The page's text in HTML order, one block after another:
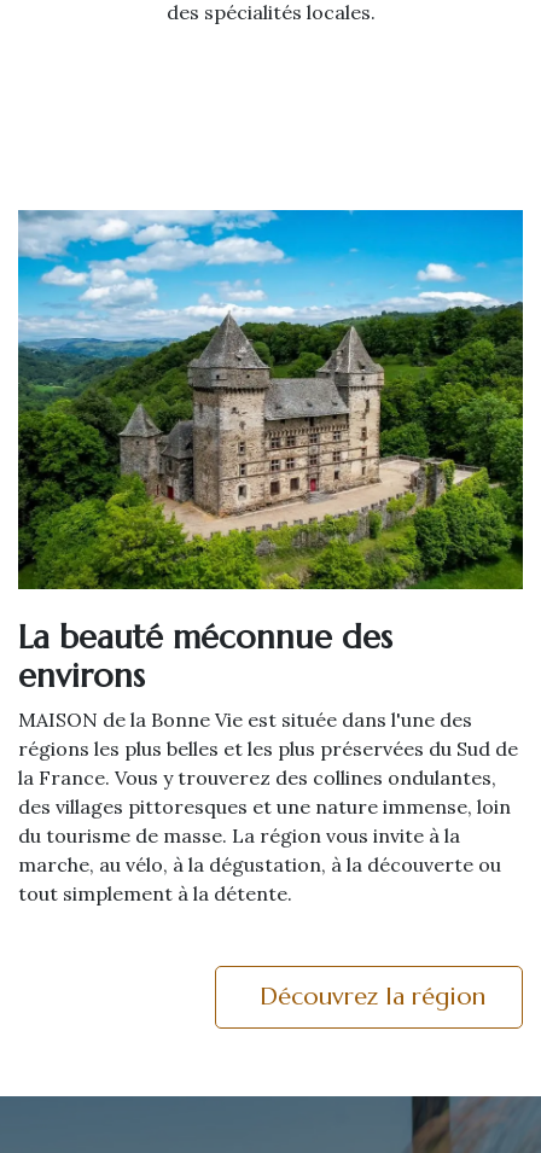
des spécialités locales.
La beauté méconnue des
environs
MAISON de la Bonne Vie est située dans l'une des
régions les plus belles et les plus préservées du Sud de
la France. Vous y trouverez des collines ondulantes,
des villages pittoresques et une nature immense, loin
du tourisme de masse. La région vous invite à la
marche, au vélo, à la dégustation, à la découverte ou
tout simplement à la détente.
Découvrez la région